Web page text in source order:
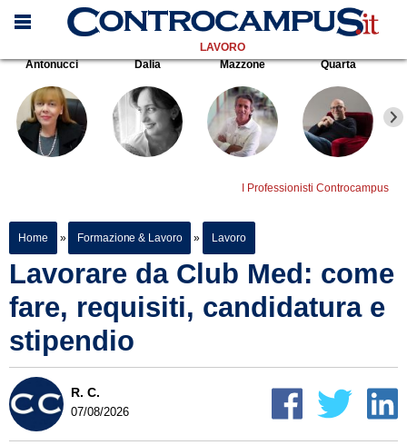
LAVORO
Antonucci
Dalia Mazzone Quarta
I Professionisti Controcampus
Home » Formazione & Lavoro » Lavoro
Lavorare da Club Med: come
fare, requisiti, candidatura e
stipendio
R. C.
07/08/2026